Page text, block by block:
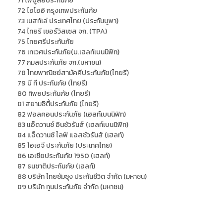
72 ไอโออิ กรุงเทพประกันภัย
73 เนสท์เล่ ประเทศไทย (ประกันบูพา)
74 ไทยรี เซอร์วิสเซส จก. (TPA)
75 ไทยศรีประกันภัย
76 เทเวศประกันภัย(บ.เฮลท์เบนนิฟิท)
77 กมลประกันภัย จก.(มหาชน)
78 ไทยพาณิชย์สามัคคีประกันภัย(ไทยรี)
79 บี ที ประกันภัย (ไทยรี)
80 ทิพยประกันภัย (ไทยรี)
81 สยามซิตี้ประกันภัย (ไทยรี)
82 ฟอลคอนประกันภัย (เฮลท์เบนนิฟิท)
83 แอ็ดวานซ์ อินชัวรันส์ (เฮลท์เบนนิฟิท)
84 แอ็ดวานซ์ ไลฟ์ แอสชัวรันส์ (เฮลท์)
85 ไอเอจี ประกันภัย (ประเทศไทย)
86 เอเชียประกันภัย 1950 (เฮลท์)
87 ธนชาติประกันภัย (เฮลท์)
88 บริษัท ไทยซัมซุง ประกันชีวิต จำกัด (มหาชน)
89 บริษัท ทูนประกันภัย จำกัด (มหาชน)